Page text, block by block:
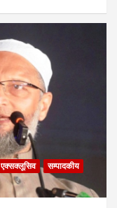
एक्सक्लूसिव
सम्पादकीय